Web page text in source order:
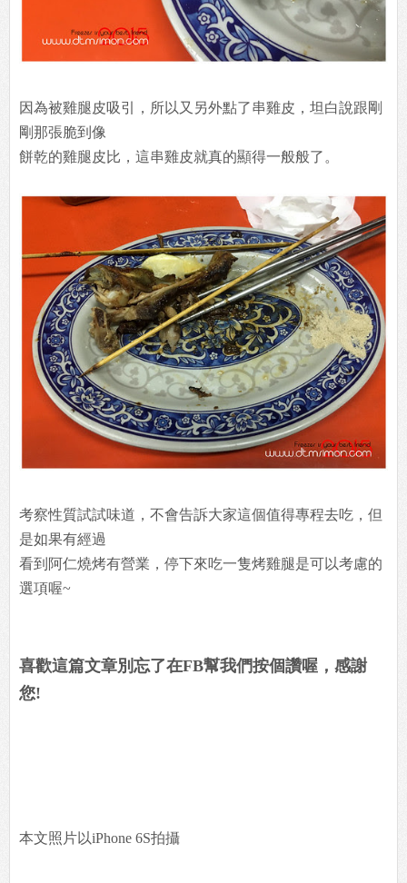
因為被雞腿皮吸引，所以又另外點了串雞皮，坦白說跟剛
剛那張脆到像
餅乾的雞腿皮比，這串雞皮就真的顯得一般般了。
考察性質試試味道，不會告訴大家這個值得專程去吃，但
是如果有經過
看到阿仁燒烤有營業，停下來吃一隻烤雞腿是可以考慮的
選項喔~
喜歡這篇文章別忘了在FB幫我們按個讚喔，感謝
您!
本文照片以iPhone 6S拍攝